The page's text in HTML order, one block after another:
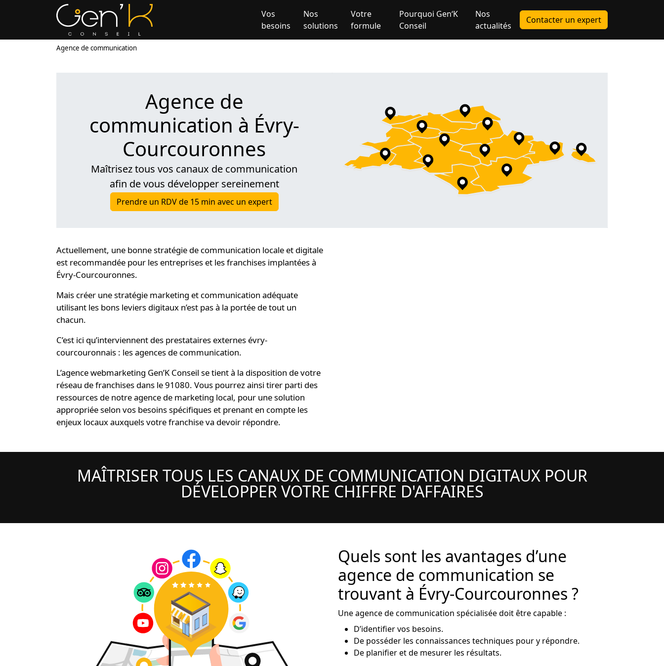
Vos
besoins
Nos
solutions
Votre
formule
Pourquoi Gen‘K
Conseil
Nos
actualités
Contacter un expert
Agence de communication
Agence de
communication à Évry-
Courcouronnes
Maîtrisez tous vos canaux de communication
afin de vous développer sereinement
Prendre un RDV de 15 min avec un expert
Actuellement, une bonnestratégie de communication locale et digitale
est recommandée pour les entreprises et les franchises implantées à
Évry-Courcouronnes.
Mais créer une stratégie marketing et communication adéquate
utilisant les bons leviers digitaux n’est pas à la portée de tout un
chacun.
C’est ici qu’interviennent des prestataires externes évry-
courcouronnais : les agences de communication.
L’agence webmarketing Gen’K Conseil se tient à la disposition de votre
réseau de franchises dans le 91080. Vous pourrez ainsi tirer parti des
ressources de notreagence de marketing local, pour une solution
appropriée selon vos besoins spécifiques et prenant en compte les
enjeux locaux auxquels votre franchise va devoir répondre.
MAÎTRISER TOUS LES CANAUX DE COMMUNICATION DIGITAUX POUR
DÉVELOPPER VOTRE CHIFFRE D'AFFAIRES
Quels sont les avantages d’une
agence de communication se
trouvant à Évry-Courcouronnes ?
Une agence de communication spécialisée doit être capable :
D’identifier vos besoins.
De posséder les connaissances techniques pour y répondre.
De planifier et de mesurer les résultats.